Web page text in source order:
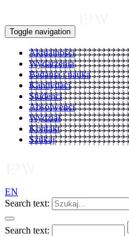
Toggle navigation
Aktualności
Wydarzenia
Badania i nauka
Kandydaci
Studenci
Absolwenci
Wydział
Kontakt
Szukaj
EN
Search text:
Search text: